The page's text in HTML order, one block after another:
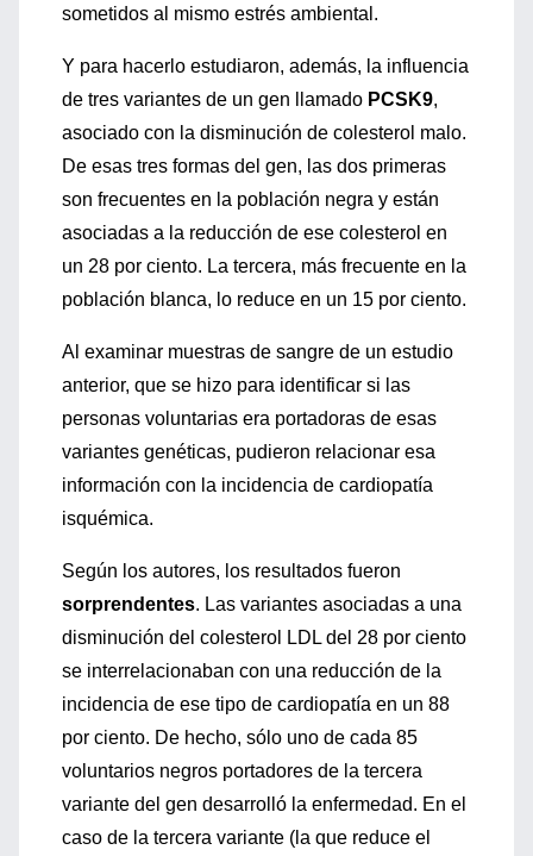
sometidos al mismo estrés ambiental.
Y para hacerlo estudiaron, además, la influencia
de tres variantes de un gen llamado PCSK9,
asociado con la disminución de colesterol malo.
De esas tres formas del gen, las dos primeras
son frecuentes en la población negra y están
asociadas a la reducción de ese colesterol en
un 28 por ciento. La tercera, más frecuente en la
población blanca, lo reduce en un 15 por ciento.
Al examinar muestras de sangre de un estudio
anterior, que se hizo para identificar si las
personas voluntarias era portadoras de esas
variantes genéticas, pudieron relacionar esa
información con la incidencia de cardiopatía
isquémica.
Según los autores, los resultados fueron
sorprendentes. Las variantes asociadas a una
disminución del colesterol LDL del 28 por ciento
se interrelacionaban con una reducción de la
incidencia de ese tipo de cardiopatía en un 88
por ciento. De hecho, sólo uno de cada 85
voluntarios negros portadores de la tercera
variante del gen desarrolló la enfermedad. En el
caso de la tercera variante (la que reduce el